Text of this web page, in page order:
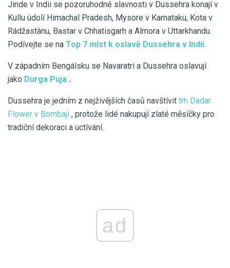
Jinde v Indii se pozoruhodné slavnosti v Dussehra konají v
Kullu údolí Himachal Pradesh, Mysore v Karnataku, Kota v
Rádžastánu, Bastar v Chhatisgarh a Almora v Uttarkhandu.
Podívejte se na Top 7 míst k oslavě Dussehra v Indii.
V západním Bengálsku se Navaratri a Dussehra oslavují
jako Durga Puja .
Dussehra je jedním z nejživějších časů navštívit trh Dadar
Flower v Bombaji , protože lidé nakupují zlaté měsíčky pro
tradiční dekoraci a uctívání.
ad